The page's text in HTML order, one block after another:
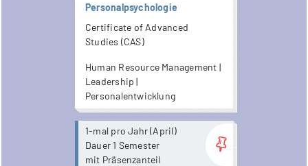
Personalpsychologie
Certificate of Advanced
Studies (CAS)
Human Resource Management |
Leadership |
Personalentwicklung
1-mal pro Jahr (April)
Dauer 1 Semester
mit Präsenzanteil
more...